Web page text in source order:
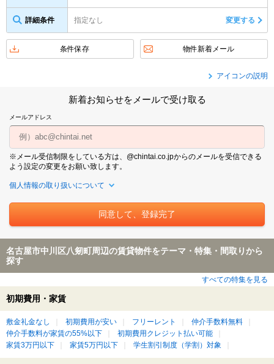
詳細条件 指定なし 変更する
条件保存 物件新着メール
アイコンの説明
新着お知らせをメールで受け取る
メールアドレス
※メール受信制限をしている方は、@chintai.co.jpからのメールを受信できる
よう設定の変更をお願い致します。
個人情報の取り扱いについて
名古屋市中川区八剱町周辺の賃貸物件をテーマ・特集・間取りから
探す
すべての特集を見る
初期費用・家賃
敷金礼金なし 初期費用が安い フリーレント
仲介手数料無料
仲介手数料が家賃の55%以下
初期費用クレジット払い可能
家賃3万円以下
家賃5万円以下 学生割引制度（学割）対象